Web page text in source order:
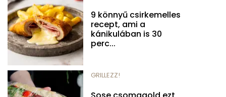
9 könnyű csirkemelles
recept, ami a
kánikulában is 30
perc...
GRILLEZZ!